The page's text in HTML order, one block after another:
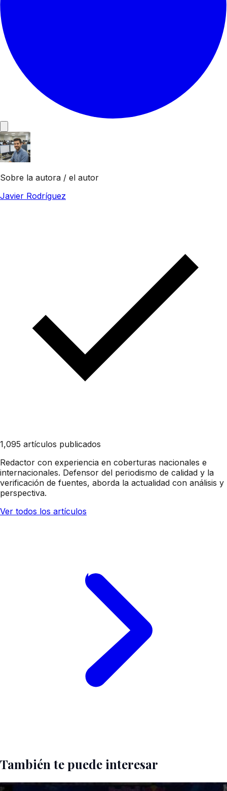
Sobre la autora / el autor
Javier Rodríguez
1,095 artículos publicados
Redactor con experiencia en coberturas nacionales e
internacionales. Defensor del periodismo de calidad y la
verificación de fuentes, aborda la actualidad con análisis y
perspectiva.
Ver todos los artículos
También te puede interesar